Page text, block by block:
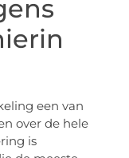
een van
over de hele
is